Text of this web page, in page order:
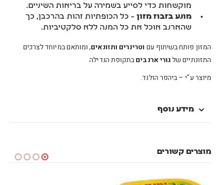
מוקשחות כדי לסייע בשמירה על בריאות השיניים.
מונע בזבוז מזון – כל הכופתיות זהות בהרכבן, כך
שהארנב אוכל את כל המנה ללא סלקטיביות.
המזון פותח בשיתוף עם וטרינרים ותזונאים, ומותאם במיוחד לצרכים
התזונתיים שלגורי ארנביםבתקופת הגדילה
מיוצר ע"י – ביהפר הולנד.
מידע נוסף
מוצרים קשורים